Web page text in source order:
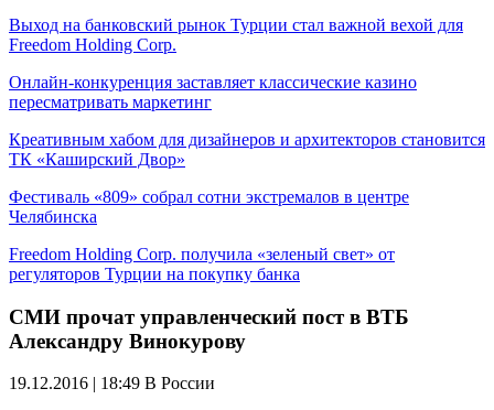
Выход на банковский рынок Турции стал важной вехой для
Freedom Holding Corp.
Онлайн-конкуренция заставляет классические казино
пересматривать маркетинг
Креативным хабом для дизайнеров и архитекторов становится
ТК «Каширский Двор»
Фестиваль «809» собрал сотни экстремалов в центре
Челябинска
Freedom Holding Corp. получила «зеленый свет» от
регуляторов Турции на покупку банка
СМИ прочат управленческий пост в ВТБ
Александру Винокурову
19.12.2016 | 18:49 В России